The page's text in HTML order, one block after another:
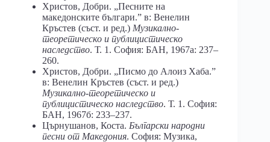
Христов, Добри. „Песните на
македонските българи.ˮ в: Венелин
Кръстев (съст. и ред.) Музикално-
теоретическо и публицистическо
наследство. Т. 1. София: БАН, 1967а: 237–
260.
Христов, Добри. „Писмо до Алоиз Хаба.ˮ
в: Венелин Кръстев (съст. и ред.)
Музикално-теоретическо и
публицистическо наследство. Т. 1. София:
БАН, 1967б: 233–237.
Църнушанов, Коста. Български народни
песни от Македония. София: Музика,